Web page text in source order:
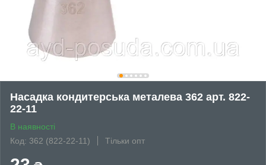
Насадка кондитерська металева 362 арт. 822-
22-11
В наявності
Код: 362 (822-22-11)
Тільки опт